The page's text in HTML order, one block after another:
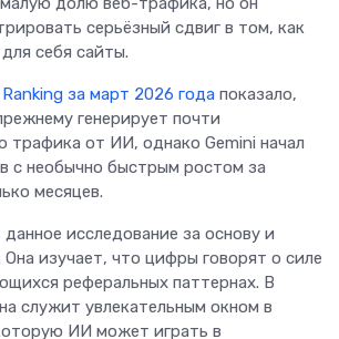
серьёзный сдвиг в том, как
себя сайты.
за март 2026 года показало,
генерирует почти
трафика от ИИ, однако Gemini начал
с необычно быстрым ростом за
месяцев.
исследование за основу и
Она изучает, что цифры говорят о силе
реферальных паттернах. В
служит увлекательным окном в
ИИ может играть в